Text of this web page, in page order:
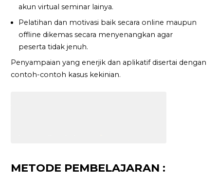
akun virtual seminar lainya.
Pelatihan dan motivasi baik secara online maupun
offline dikemas secara menyenangkan agar
peserta tidak jenuh.
Penyampaian yang enerjik dan aplikatif disertai dengan
contoh-contoh kasus kekinian.
METODE PEMBELAJARAN :